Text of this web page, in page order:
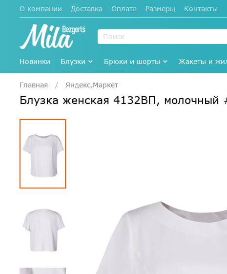
О компании Доставка Оплата Размеры Контакты
Новинки Блузки Брюки и шорты Жакеты и
Главная Яндекс.Маркет
Блузка женская 4132ВП,